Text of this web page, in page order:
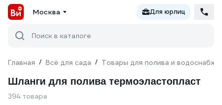
Москва Для юрлиц
Поиск в каталоге
Главная / Всё для сада / Товары для полива и
Шланги для полива термоэластопласт
394 товара